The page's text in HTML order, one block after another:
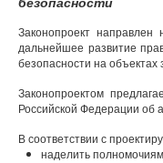
безопасности
Законопроект
дальнейшее развитие
безопасности на
Законопроектом
Российской Федерации об
В соответствии с
наделить